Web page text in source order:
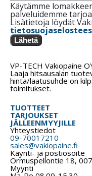
Käytämme
palveluidemme
Lisätietoja löydät
Lähetä
VP-TECH Vakiopaine
Laaja hitsausalan
hinta/laatusuhde on
toimitukset.
TUOTTEET
TARJOUKSET
JÄLLEENMYYJILLE
Yhteystiedot
09-70017210
sales@vakiopaine.fi
Käynti- ja postiosoite
Ormuspellontie 18,
Myynti